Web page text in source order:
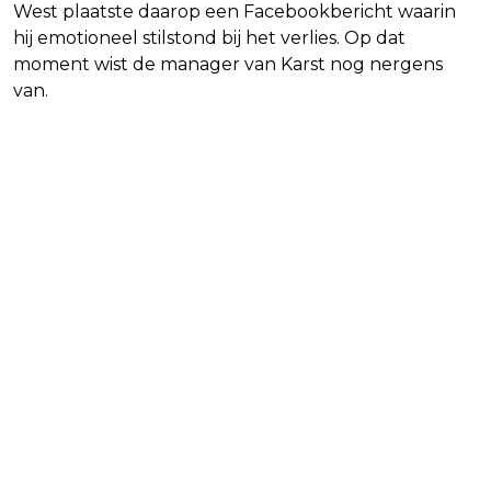
West plaatste daarop een Facebookbericht waarin
hij emotioneel stilstond bij het verlies. Op dat
moment wist de manager van Karst nog nergens
van.